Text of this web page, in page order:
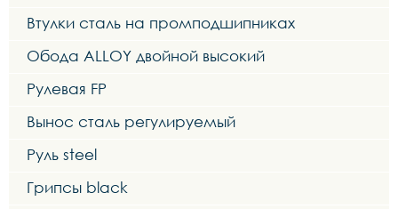
Втулки сталь на промподшипниках
Обода ALLOY двойной высокий
Рулевая FP
Вынос сталь регулируемый
Руль steel
Грипсы black